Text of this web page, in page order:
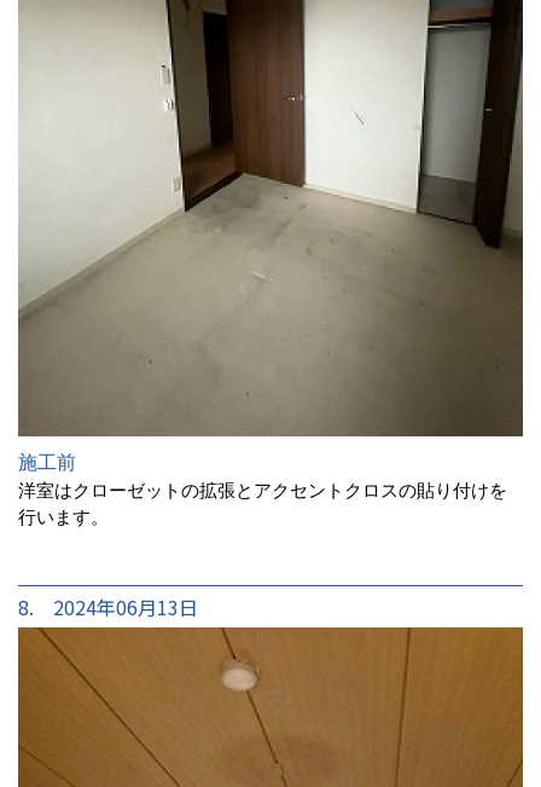
施工前
洋室はクローゼットの拡張とアクセントクロスの貼り付けを
行います。
8. 2024年06月13日